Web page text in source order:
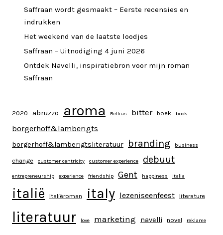
Saffraan wordt gesmaakt – Eerste recensies en
indrukken
Het weekend van de laatste loodjes
Saffraan – Uitnodiging 4 juni 2026
Ontdek Navelli, inspiratiebron voor mijn roman
Saffraan
2020 abruzzo aroma Belfius bitter boek book
borgerhoff&lamberigts
borgerhoff&lamberigtsliteratuur branding business
change customer centricity customer experience debuut
entrepreneurship experience friendship Gent happiness italia
italië Italiëroman italy lezeniseenfeest literature
literatuur love marketing navelli novel reklame